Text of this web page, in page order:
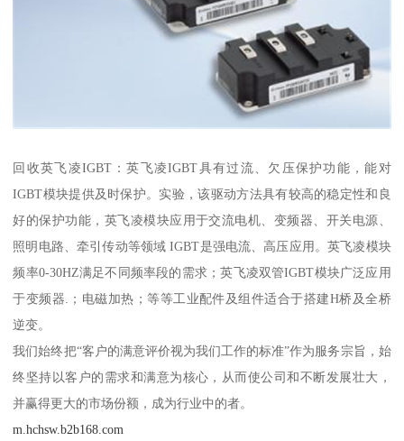
回收英飞凌IGBT：英飞凌IGBT具有过流、欠压保护功能，能对
IGBT模块提供及时保护。实验，该驱动方法具有较高的稳定性和良
好的保护功能，英飞凌模块应用于交流电机、变频器、开关电源、
照明电路、牵引传动等领域 IGBT是强电流、高压应用。英飞凌模块
频率0-30HZ满足不同频率段的需求；英飞凌双管IGBT模块广泛应用
于变频器.；电磁加热；等等工业配件及组件适合于搭建H桥及全桥
逆变。
我们始终把“客户的满意评价视为我们工作的标准”作为服务宗旨，始
终坚持以客户的需求和满意为核心，从而使公司和不断发展壮大，
并赢得更大的市场份额，成为行业中的者。
m.hchsw.b2b168.com